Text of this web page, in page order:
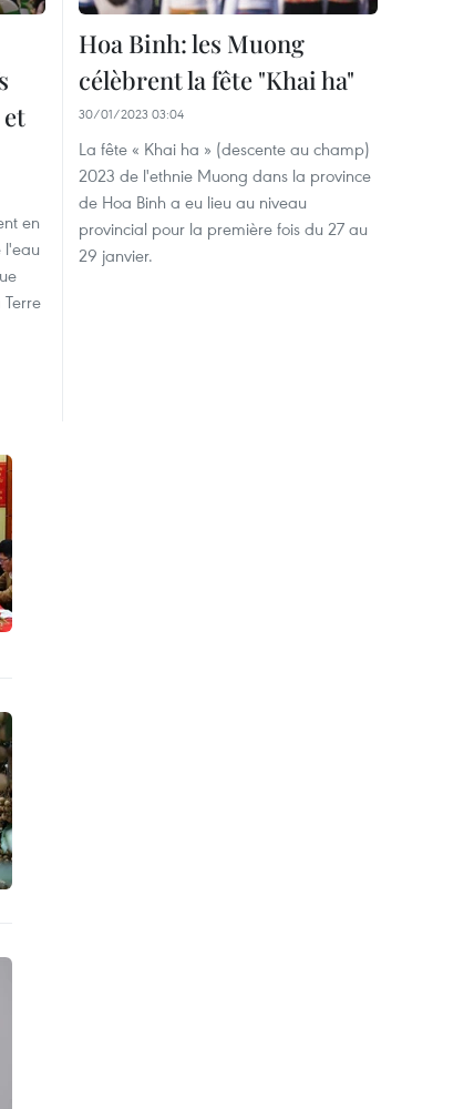
en
l'eau
Hoa Binh: les Muong
célèbrent la fête "Khai ha"
30/01/2023 03:04
La fête « Khai ha » (descente au champ)
2023 de l'ethnie Muong dans la province
de Hoa Binh a eu lieu au niveau
provincial pour la première fois du 27 au
29 janvier.